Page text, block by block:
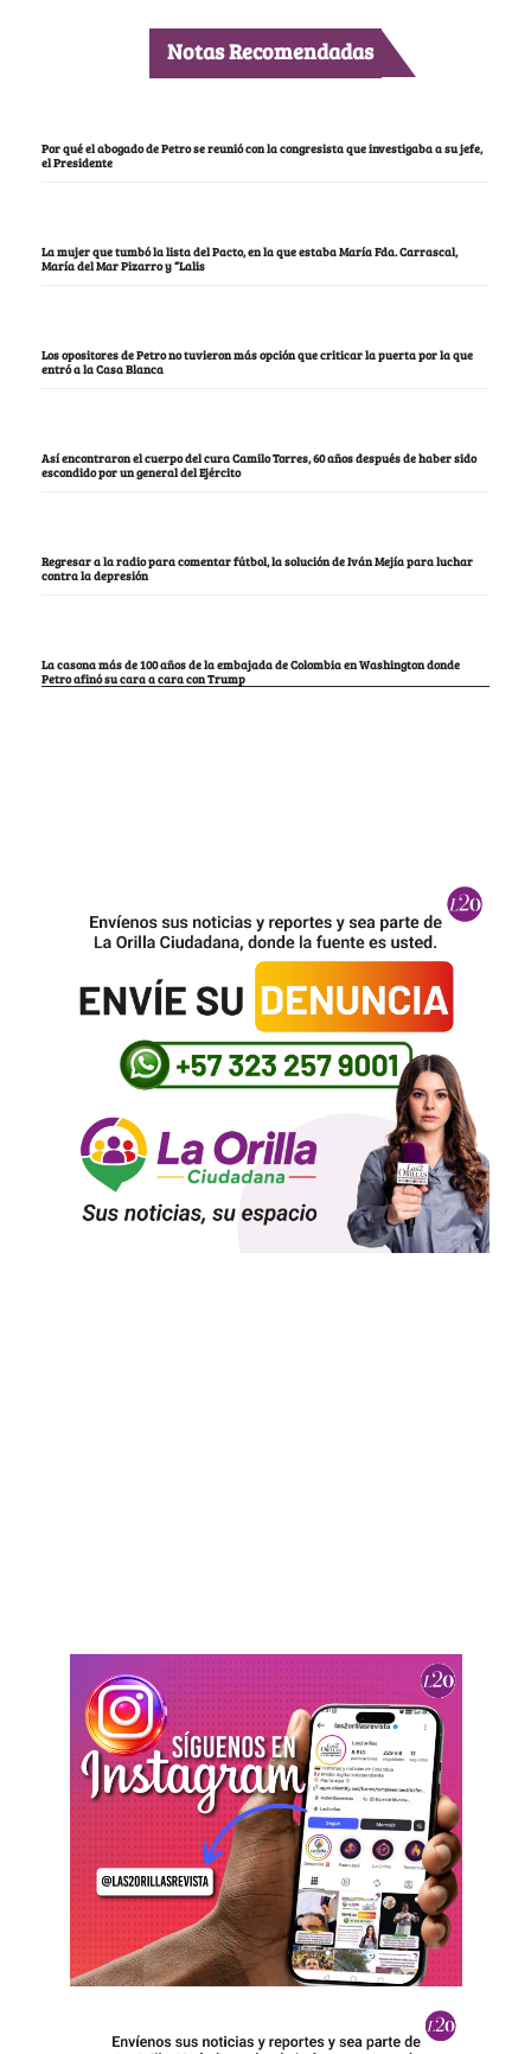
Notas Recomendadas
Por qué el abogado de Petro se reunió con la congresista que investigaba a su jefe,
el Presidente
La mujer que tumbó la lista del Pacto, en la que estaba María Fda. Carrascal,
María del Mar Pizarro y “Lalis
Los opositores de Petro no tuvieron más opción que criticar la puerta por la que
entró a la Casa Blanca
Así encontraron el cuerpo del cura Camilo Torres, 60 años después de haber sido
escondido por un general del Ejército
Regresar a la radio para comentar fútbol, la solución de Iván Mejía para luchar
contra la depresión
La casona más de 100 años de la embajada de Colombia en Washington donde
Petro afinó su cara a cara con Trump